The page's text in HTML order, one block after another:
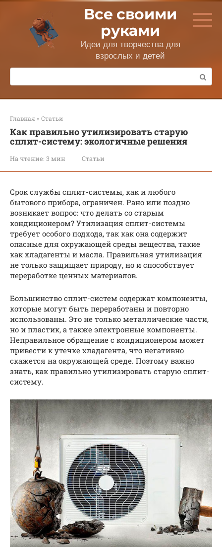
Перейти
контенту
Все своими
руками
Идеи для творчества для
взрослых и детей
Поиск:
Главная » Статьи
Как правильно утилизировать старую
сплит-систему: экологичные решения
На чтение: 3 мин Статьи
Срок службы сплит-системы, как и любого
бытового прибора, ограничен. Рано или поздно
возникает вопрос: что делать со старым
кондиционером? Утилизация сплит-системы
требует особого подхода, так как она содержит
опасные для окружающей среды вещества, такие
как хладагенты и масла. Правильная утилизация
не только защищает природу, но и способствует
переработке ценных материалов.
Большинство сплит-систем содержат компоненты,
которые могут быть переработаны и повторно
использованы. Это не только металлические части,
но и пластик, а также электронные компоненты.
Неправильное обращение с кондиционером может
привести к утечке хладагента, что негативно
скажется на окружающей среде. Поэтому важно
знать, как правильно утилизировать старую сплит-
систему.